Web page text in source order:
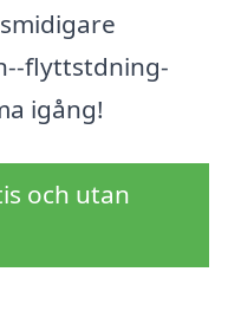
flyttstdning-
igång!
och utan